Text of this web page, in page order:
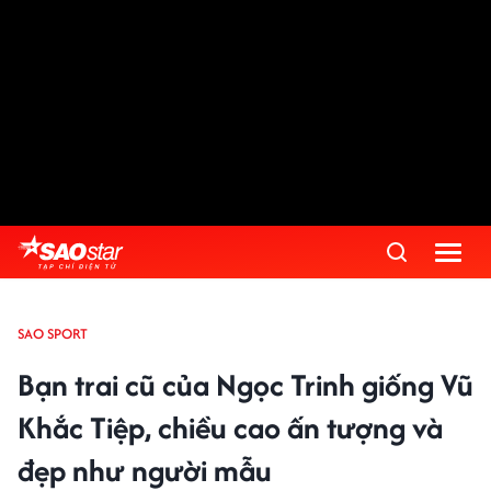
SAO SPORT
Bạn trai cũ của Ngọc Trinh giống Vũ
Khắc Tiệp, chiều cao ấn tượng và
đẹp như người mẫu